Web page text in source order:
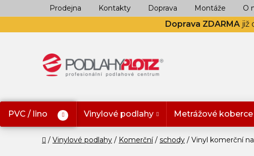
na
Doprava ZDARMA již
Prodejna Kontakty Doprava Montáže O
PVC / lino Vinylové podlahy Metrážové koberce
Domů
Vinylové podlahy Komerční schody Vinyl komerční